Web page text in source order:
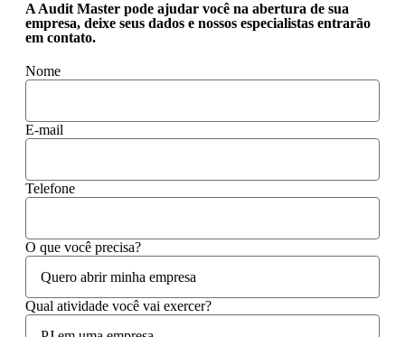
A Audit Master pode ajudar você na abertura de sua
empresa, deixe seus dados e nossos especialistas entrarão
em contato.
Nome
E-mail
Telefone
O que você precisa?
Qual atividade você vai exercer?